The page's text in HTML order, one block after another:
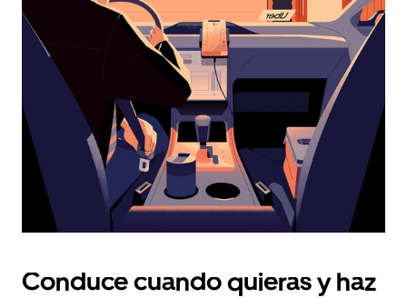
el
botón
escape
el
calendario.
Conduce cuando quieras y haz